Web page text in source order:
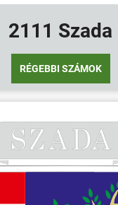
ÖNKORMÁNYZAT
ÜGYINTÉZÉS
KÖZÖSSÉG
2111 Szada
RÉGEBBI SZÁMOK